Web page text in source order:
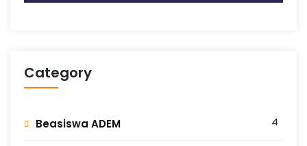
Category
Beasiswa ADEM 4